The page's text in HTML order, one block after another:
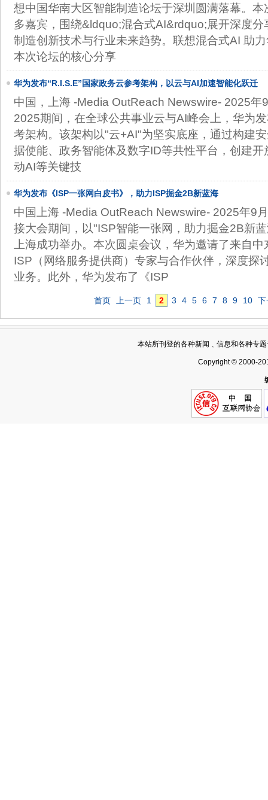
想中国华南大区智能制造论坛于深圳圆满落幕。
多嘉宾，围绕&ldquo;混合式AI&rdquo;展开深度
制造创新技术与行业未来趋势。联想混合式AI 助
本次论坛的核心分享
华为发布“R.I.S.E”国家政务云参考架构，以云与AI加速智能化跃迁
中国，上海 -Media OutReach Newswire- 2025年
2025期间，在全球公共事业云与AI峰会上，华为
考架构。该架构以"云+AI"为坚实底座，通过构建
据使能、政务智能体及数字ID等共性平台，创建
动AI等关键技
华为发布《ISP一张网白皮书》，助力ISP掘金2B新蓝海
中国上海 -Media OutReach Newswire- 2025年9
接大会期间，以"ISP智能一张网，助力掘金2B新
上海成功举办。本次圆桌会议，华为邀请了来自
ISP（网络服务提供商）专家与合作伙伴，深度探
业务。此外，华为发布了《ISP
首页 上一页 1 2 3 4 5 6 7 8 9 10 下
本站所刊登的各种新闻﹑信息和各种专
Copyright © 2000-